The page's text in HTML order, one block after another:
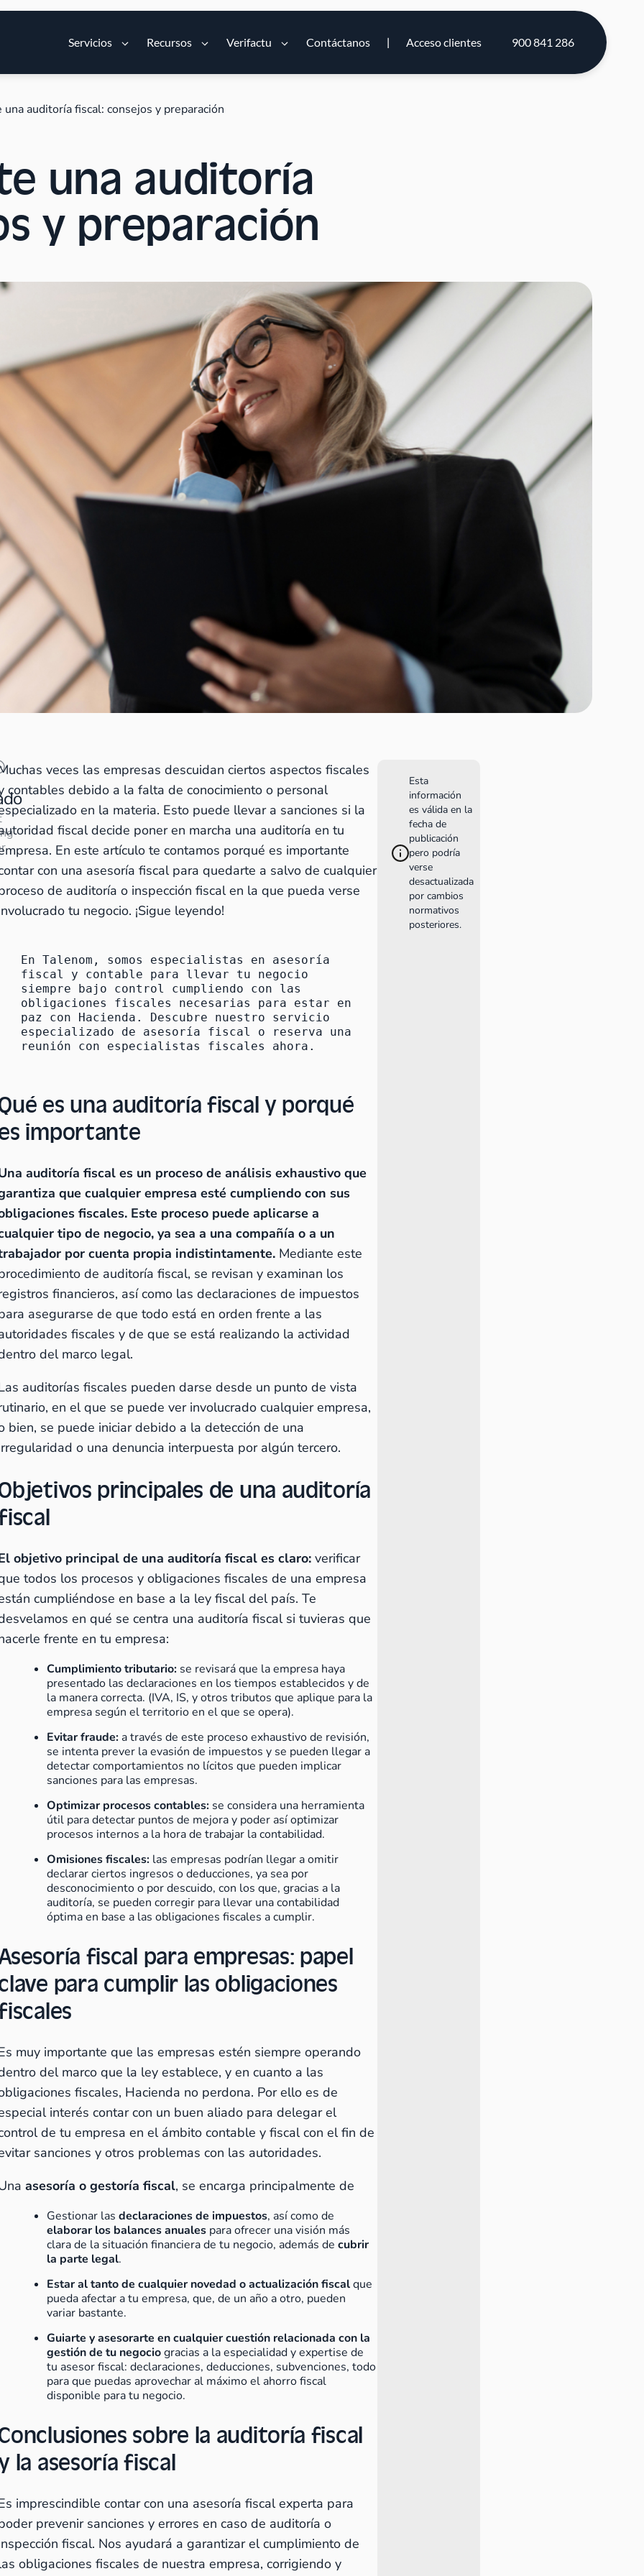
Servicios Recursos Verifactu Contáctanos Acceso clientes 900 841 286
una auditoría fiscal: consejos y preparación
una auditoría
y preparación
veces las empresas descuidan ciertos aspectos fiscales
contables debido a la falta de conocimiento o personal
en la materia. Esto puede llevar a sanciones si la
fiscal decide poner en marcha una auditoría en tu
En este artículo te contamos porqué es importante
con una asesoría fiscal para quedarte a salvo de cualquier
de auditoría o inspección fiscal en la que pueda verse
tu negocio. ¡Sigue leyendo!
En Talenom, somos especialistas en asesoría
fiscal y contable para llevar tu negocio
siempre bajo control cumpliendo con las
obligaciones fiscales necesarias para estar en
paz con Hacienda. Descubre nuestro servicio
especializado de asesoría fiscal
o reserva una
reunión con especialistas fiscales
ahora.
es una auditoría fiscal y porqué
importante
auditoría fiscal es un proceso de análisis exhaustivo que
que cualquier empresa esté cumpliendo con sus
fiscales. Este proceso puede aplicarse a
tipo de negocio, ya sea a una compañía o a un
por cuenta propia indistintamente. Mediante este
de auditoría fiscal, se revisan y examinan los
financieros, así como las declaraciones de impuestos
asegurarse de que todo está en orden frente a las
fiscales y de que se está realizando la actividad
del marco legal.
auditorías fiscales pueden darse desde un punto de vista
en el que se puede ver involucrado cualquier empresa,
bien, se puede iniciar debido a la detección de una
o una denuncia interpuesta por algún tercero.
principales de una auditoría
objetivo principal de una auditoría fiscal es claro:verificar
todos los procesos y obligaciones fiscales de una empresa
cumpliéndose en base a la ley fiscal del país. Te
en qué se centra una auditoría fiscal si tuvieras que
frente en tu empresa:
Cumplimiento tributario: se revisará que la empresa haya
presentado las declaraciones en los tiempos establecidos y de
la manera correcta. (IVA, IS, y otros tributos que aplique para la
empresa según el territorio en el que se opera).
Evitar fraude: a través de este proceso exhaustivo de revisión,
se intenta prever la evasión de impuestos y se pueden llegar a
detectar comportamientos no lícitos que pueden implicar
sanciones para las empresas.
Optimizar procesos contables: se considera una herramienta
útil para detectar puntos de mejora y poder así optimizar
procesos internos a la hora de trabajar la contabilidad.
Omisiones fiscales: las empresas podrían llegar a omitir
declarar ciertos ingresos o deducciones, ya sea por
desconocimiento o por descuido, con los que, gracias a la
auditoría, se pueden corregir para llevar una contabilidad
óptima en base a las obligaciones fiscales a cumplir.
fiscal para empresas: papel
para cumplir las obligaciones
muy importante que las empresas estén siempre operando
del marco que la ley establece, y en cuanto a las
fiscales, Hacienda no perdona. Por ello es de
interés contar con un buen aliado para delegar el
de tu empresa en el ámbito contable y fiscal con el fin de
sanciones y otros problemas con las autoridades.
asesoría o gestoría fiscal, se encarga principalmente de
Gestionar lasdeclaraciones de impuestos, así como de
elaborar los balances anuales para ofrecer una visión más
clara de la situación financiera de tu negocio, además de cubrir
la parte legal.
Estar al tanto de cualquier novedad o actualización fiscalque
pueda afectar a tu empresa, que, de un año a otro, pueden
variar bastante.
Guiarte y asesorarte en cualquier cuestión relacionada con la
gestión de tu negociogracias a la especialidad y expertise de
tu asesor fiscal: declaraciones, deducciones, subvenciones, todo
para que puedas aprovechar al máximo el ahorro fiscal
disponible para tu negocio.
sobre la auditoría fiscal
la asesoría fiscal
imprescindible contar con una asesoría fiscal experta para
prevenir sanciones y errores en caso de auditoría o
fiscal. Nos ayudará a garantizar el cumplimiento de
obligaciones fiscales de nuestra empresa, corrigiendo y
Esta
información
es válida en la
fecha de
publicación
pero podría
verse
desactualizada
por cambios
normativos
posteriores.